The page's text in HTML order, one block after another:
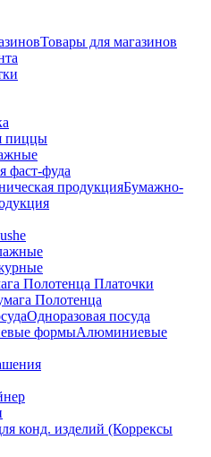
Товары для магазинов
пиццы
фаст-фуда
Бумажно-
Полотенца Платочки
Полотенца
Одноразовая посуда
Алюминиевые
конд. изделий (Коррексы